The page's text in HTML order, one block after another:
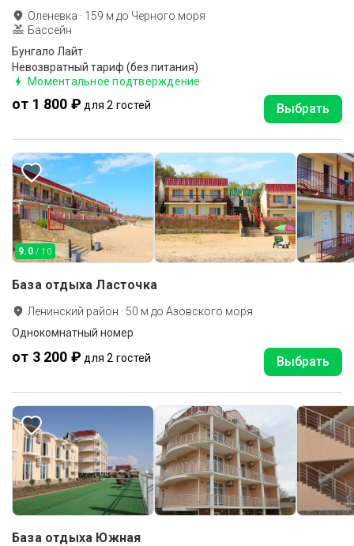
Оленевка · 159 м до Черного моря
Бассейн
Бунгало Лайт
Невозвратный тариф (без питания)
Моментальное подтверждение
от 1 800 ₽ для 2 гостей Выбрать
9.0 / 10
База отдыха Ласточка
Ленинский район · 50 м до Азовского моря
Однокомнатный номер
от 3 200 ₽ для 2 гостей Выбрать
База отдыха Южная